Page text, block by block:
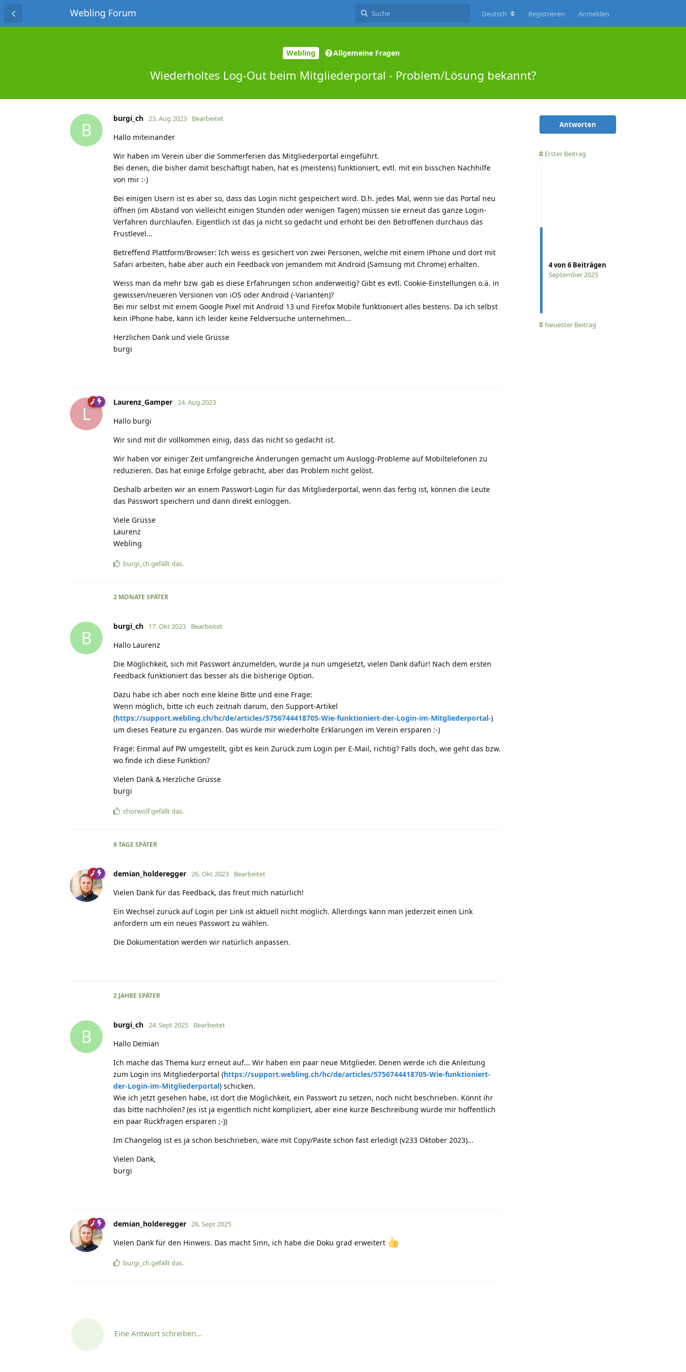
Webling Forum Deutsch Registrieren Anmelden
Webling Allgemeine Fragen
Wiederholtes Log-Out beim Mitgliederportal - Problem/Lösung bekannt?
Antworten
Erster Beitrag
4von 6 Beiträgen
September 2025
Neuester Beitrag
B
burgi_ch 23. Aug 2023 Bearbeitet
Hallo miteinander
Wir haben im Verein über die Sommerferien das Mitgliederportal eingeführt.
Bei denen, die bisher damit beschäftigt haben, hat es (meistens) funktioniert, evtl. mit ein bisschen Nachhilfe
von mir :-)
Bei einigen Usern ist es aber so, dass das Login nicht gespeichert wird. D.h. jedes Mal, wenn sie das Portal neu
öffnen (im Abstand von vielleicht einigen Stunden oder wenigen Tagen) müssen sie erneut das ganze Login-
Verfahren durchlaufen. Eigentlich ist das ja nicht so gedacht und erhöht bei den Betroffenen durchaus das
Frustlevel...
Betreffend Plattform/Browser: Ich weiss es gesichert von zwei Personen, welche mit einem iPhone und dort mit
Safari arbeiten, habe aber auch ein Feedback von jemandem mit Android (Samsung mit Chrome) erhalten.
Weiss man da mehr bzw. gab es diese Erfahrungen schon anderweitig? Gibt es evtl. Cookie-Einstellungen o.ä. in
gewissen/neueren Versionen von iOS oder Android (-Varianten)?
Bei mir selbst mit einem Google Pixel mit Android 13 und Firefox Mobile funktioniert alles bestens. Da ich selbst
kein iPhone habe, kann ich leider keine Feldversuche unternehmen...
Herzlichen Dank und viele Grüsse
burgi
L
Laurenz_Gamper 24. Aug 2023
Hallo burgi
Wir sind mit dir vollkommen einig, dass das nicht so gedacht ist.
Wir haben vor einiger Zeit umfangreiche Änderungen gemacht um Auslogg-Probleme auf Mobiltelefonen zu
reduzieren. Das hat einige Erfolge gebracht, aber das Problem nicht gelöst.
Deshalb arbeiten wir an einem Passwort-Login für das Mitgliederportal, wenn das fertig ist, können die Leute
das Passwort speichern und dann direkt einloggen.
Viele Grüsse
Laurenz
Webling
burgi_ch gefällt das.
2 MONATE SPÄTER
B
burgi_ch 17. Okt 2023 Bearbeitet
Hallo Laurenz
Die Möglichkeit, sich mit Passwort anzumelden, wurde ja nun umgesetzt, vielen Dank dafür! Nach dem ersten
Feedback funktioniert das besser als die bisherige Option.
Dazu habe ich aber noch eine kleine Bitte und eine Frage:
Wenn möglich, bitte ich euch zeitnah darum, den Support-Artikel
(https://support.webling.ch/hc/de/articles/5756744418705-Wie-funktioniert-der-Login-im-Mitgliederportal-)
um dieses Feature zu ergänzen. Das würde mir wiederholte Erklärungen im Verein ersparen :-)
Frage: Einmal auf PW umgestellt, gibt es kein Zurück zum Login per E-Mail, richtig? Falls doch, wie geht das bzw.
wo finde ich diese Funktion?
Vielen Dank & Herzliche Grüsse
burgi
chorwolfgefällt das.
9 TAGE SPÄTER
demian_holderegger 26. Okt 2023 Bearbeitet
Vielen Dank für das Feedback, das freut mich natürlich!
Ein Wechsel zurück auf Login per Link ist aktuell nicht möglich. Allerdings kann man jederzeit einen Link
anfordern um ein neues Passwort zu wählen.
Die Dokumentation werden wir natürlich anpassen.
2 JAHRE SPÄTER
B
burgi_ch 24. Sept 2025 Bearbeitet
Hallo Demian
Ich mache das Thema kurz erneut auf... Wir haben ein paar neue Mitglieder. Denen werde ich die Anleitung
zum Login ins Mitgliederportal (https://support.webling.ch/hc/de/articles/5756744418705-Wie-funktioniert-
der-Login-im-Mitgliederportal) schicken.
Wie ich jetzt gesehen habe, ist dort die Möglichkeit, ein Passwort zu setzen, noch nicht beschrieben. Könnt ihr
das bitte nachholen? (es ist ja eigentlich nicht kompliziert, aber eine kurze Beschreibung würde mir hoffentlich
ein paar Rückfragen ersparen ;-))
Im Changelog ist es ja schon beschrieben, wäre mit Copy/Paste schon fast erledigt (v233 Oktober 2023)...
Vielen Dank,
burgi
demian_holderegger 26. Sept 2025
Vielen Dank für den Hinweis. Das macht Sinn, ich habe die Doku grad erweitert
burgi_ch gefällt das.
Eine Antwort schreiben…